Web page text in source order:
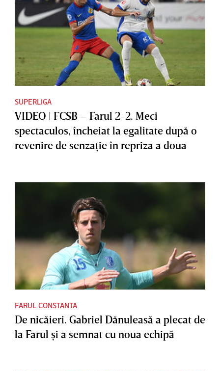
SUPERLIGA
VIDEO | FCSB – Farul 2-2. Meci
spectaculos, încheiat la egalitate după o
revenire de senzaţie în repriza a doua
FARUL CONSTANTA
De nicăieri. Gabriel Dănuleasă a plecat de
la Farul şi a semnat cu noua echipă